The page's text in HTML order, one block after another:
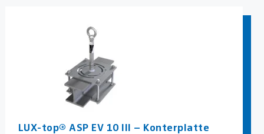
LUX-top® ASP EV 10 III – Konterplatte